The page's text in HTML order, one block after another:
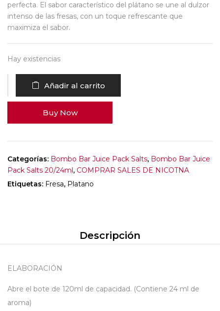
perfecta. El sabor característico del plátano se une al dulzor
intenso de las fresas, con un toque refrescante que
maximiza el sabor.
Hay existencias
Añadir al carrito
Buy Now
Categorías: Bombo Bar Juice Pack Salts, Bombo Bar Juice
Pack Salts 20/24ml, COMPRAR SALES DE NICOTNA
Etiquetas: Fresa, Platano
Descripción
ELABORACIÓN
Abre el bote de 120ml de capacidad. (Contiene 24 ml de
aroma)